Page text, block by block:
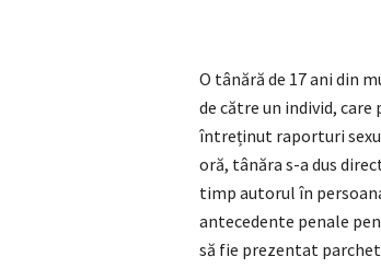
O tânără de 17 ani din
de către un individ,
întreținut raporturi
oră, tânăra s-a dus
timp autorul în
antecedente penale
să fie prezentat